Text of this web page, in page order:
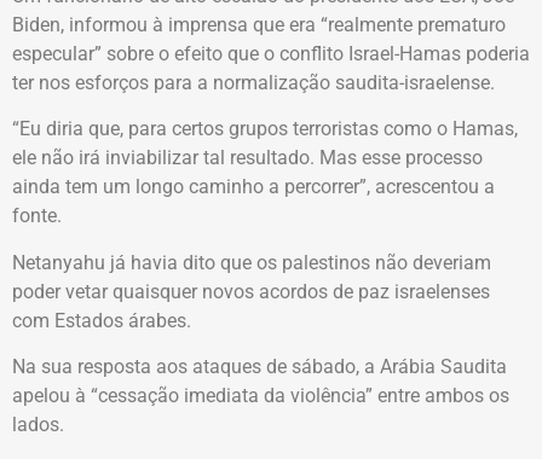
Biden, informou à imprensa que era “realmente prematuro
especular” sobre o efeito que o conflito Israel-Hamas poderia
ter nos esforços para a normalização saudita-israelense.
“Eu diria que, para certos grupos terroristas como o Hamas,
ele não irá inviabilizar tal resultado. Mas esse processo
ainda tem um longo caminho a percorrer”, acrescentou a
fonte.
Netanyahu já havia dito que os palestinos não deveriam
poder vetar quaisquer novos acordos de paz israelenses
com Estados árabes.
Na sua resposta aos ataques de sábado, a Arábia Saudita
apelou à “cessação imediata da violência” entre ambos os
lados.